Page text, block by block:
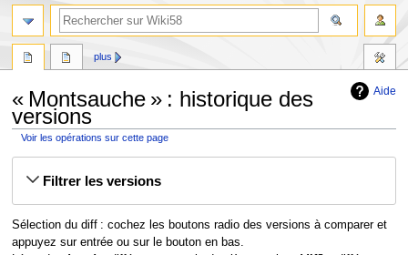
Aide
« Montsauche » : historique des
versions
Voir les opérations sur cette page
Filtrer les versions
Sélection du diff : cochez les boutons radio des versions à comparer et
appuyez sur entrée ou sur le bouton en bas.
plus